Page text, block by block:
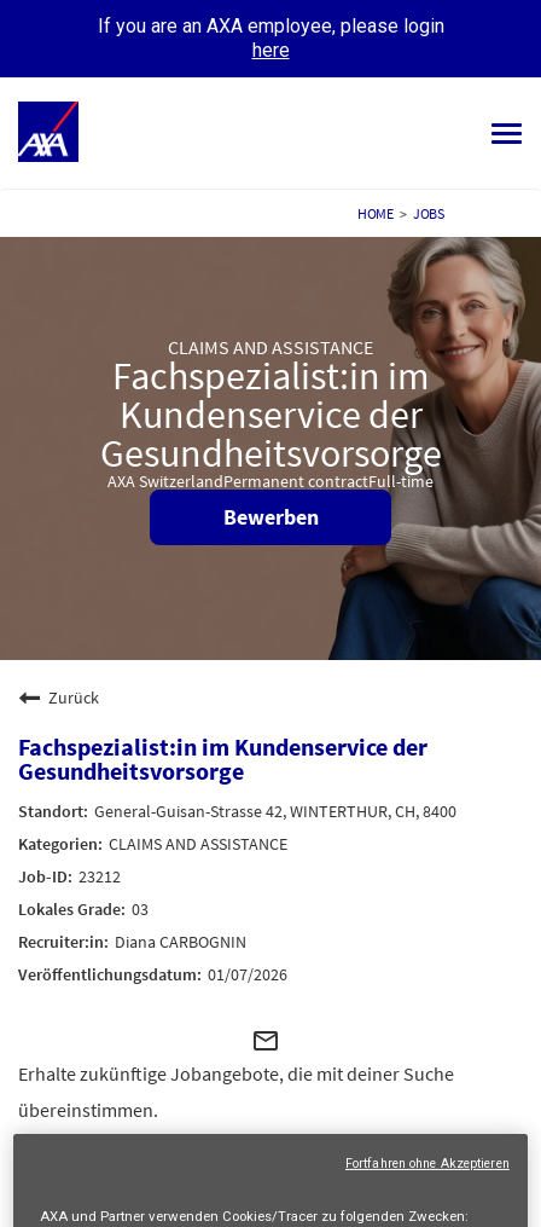
If you are an AXA employee, please login
here
MEET OUR PEOPLE
MY APPLICATIONS MY PROFILE
HOME > JOBS
CLAIMS AND ASSISTANCE
Fachspezialist:in im
Kundenservice der
Gesundheitsvorsorge
AXA SwitzerlandPermanent contractFull-time
Bewerben
Zurück
Fachspezialist:in im Kundenservice der
Gesundheitsvorsorge
General-Guisan-Strasse 42, WINTERTHUR, CH, 8400
CLAIMS AND ASSISTANCE
23212
03
Diana CARBOGNIN
01/07/2026
mail_outline
Erhalte zukünftige Jobangebote, die mit deiner Suche
übereinstimmen.
Registrieren
AXA und Partner verwenden Cookies/Tracer zu folgenden Zwecken:
Fortfahren ohne Akzeptieren